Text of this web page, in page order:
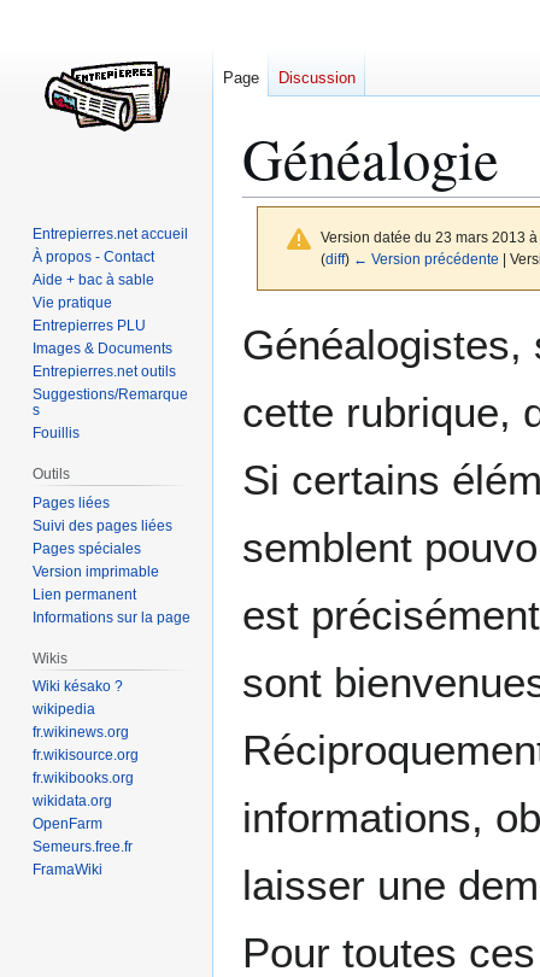
Généalogie
Version datée du 23 mars 2013
(diff) ← Version précédente |
à
navigation
à
recherche
Généalogistes,
cette rubrique,
Si certains
semblent
est
sont
informations,
laisser une
Pour toutes
Page Discussion
Entrepierres.net accueil
À propos - Contact
Aide + bac à sable
Vie pratique
Entrepierres PLU
Images & Documents
Entrepierres.net outils
Suggestions/Remarque
s
Fouillis
Outils
Pages liées
Suivi des pages liées
Pages spéciales
Version imprimable
Lien permanent
Informations sur la page
Wikis
Wiki késako ?
wikipedia
fr.wikinews.org
fr.wikisource.org
fr.wikibooks.org
wikidata.org
OpenFarm
Semeurs.free.fr
FramaWiki